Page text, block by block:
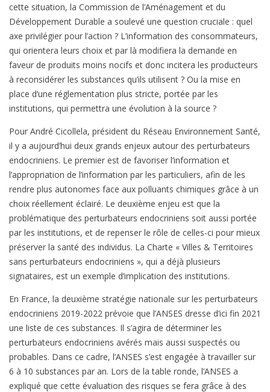
cette situation, la Commission de l’Aménagement et du
Développement Durable a soulevé une question cruciale : quel
axe privilégier pour l’action ? L’information des consommateurs,
qui orientera leurs choix et par là modifiera la demande en
faveur de produits moins nocifs et donc incitera les producteurs
à reconsidérer les substances qu’ils utilisent ? Ou la mise en
place d’une réglementation plus stricte, portée par les
institutions, qui permettra une évolution à la source ?
Pour André Cicollela, président du Réseau Environnement Santé,
il y a aujourd’hui deux grands enjeux autour des perturbateurs
endocriniens. Le premier est de favoriser l’information et
l’appropriation de l’information par les particuliers, afin de les
rendre plus autonomes face aux polluants chimiques grâce à un
choix réellement éclairé. Le deuxième enjeu est que la
problématique des perturbateurs endocriniens soit aussi portée
par les institutions, et de repenser le rôle de celles-ci pour mieux
préserver la santé des individus. La Charte « Villes & Territoires
sans perturbateurs endocriniens », qui a déjà plusieurs
signataires, est un exemple d’implication des institutions.
En France, la deuxième stratégie nationale sur les perturbateurs
endocriniens 2019-2022 prévoie que l’ANSES dresse d’ici fin 2021
une liste de ces substances. Il s’agira de déterminer les
perturbateurs endocriniens avérés mais aussi suspectés ou
probables. Dans ce cadre, l’ANSES s’est engagée à travailler sur
6 à 10 substances par an. Lors de la table ronde, l’ANSES a
expliqué que cette évaluation des risques se fera grâce à des